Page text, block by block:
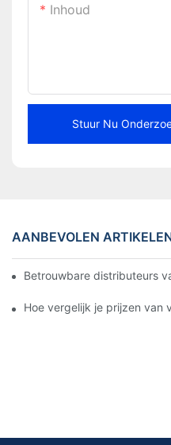
Inhoud
Stuur Nu
AANBEVOLEN
Betrouwbare distributeurs
Hoe vergelijk je prijzen van